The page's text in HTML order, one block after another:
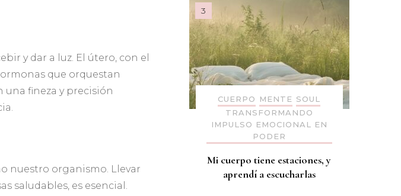
y dar a luz. El útero, con el
que orquestan
fineza y precisión
nuestro organismo. Llevar
saludables, es esencial.
CUERPO MENTE SOUL
TRANSFORMANDO
IMPULSO EMOCIONAL EN
PODER
Mi cuerpo tiene estaciones, y
aprendí a escucharlas